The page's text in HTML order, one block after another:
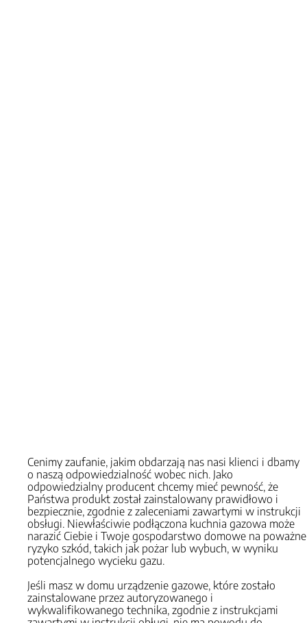
Cenimy zaufanie, jakim obdarzają nas nasi klienci i dbamy
o naszą odpowiedzialność wobec nich. Jako
odpowiedzialny producent chcemy mieć pewność, że
Państwa produkt został zainstalowany prawidłowo i
bezpiecznie, zgodnie z zaleceniami zawartymi w instrukcji
obsługi. Niewłaściwie podłączona kuchnia gazowa może
narazić Ciebie i Twoje gospodarstwo domowe na poważne
ryzyko szkód, takich jak pożar lub wybuch, w wyniku
potencjalnego wycieku gazu.
Jeśli masz w domu urządzenie gazowe, które zostało
zainstalowane przez autoryzowanego i
wykwalifikowanego technika, zgodnie z instrukcjami